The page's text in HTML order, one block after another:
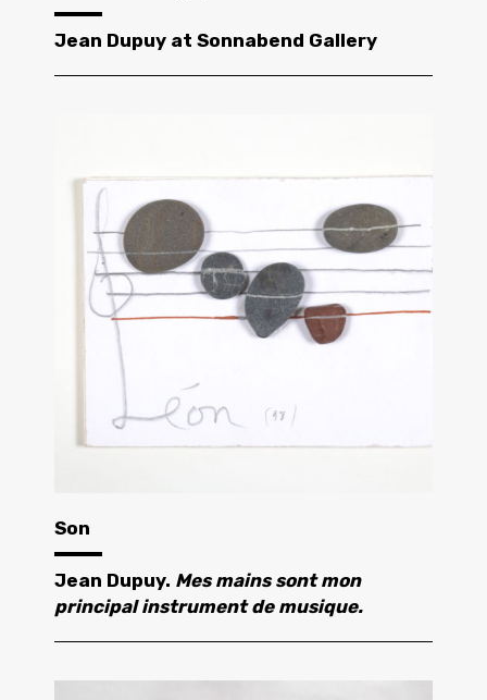
Jean Dupuy at Sonnabend Gallery
Son
Jean Dupuy. Mes mains sont mon
principal instrument de musique.